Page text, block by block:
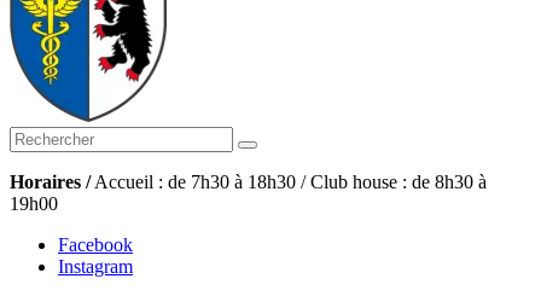
Horaires /Accueil : de 7h30 à 18h30 / Club house : de 8h30 à
19h00
Facebook
Instagram